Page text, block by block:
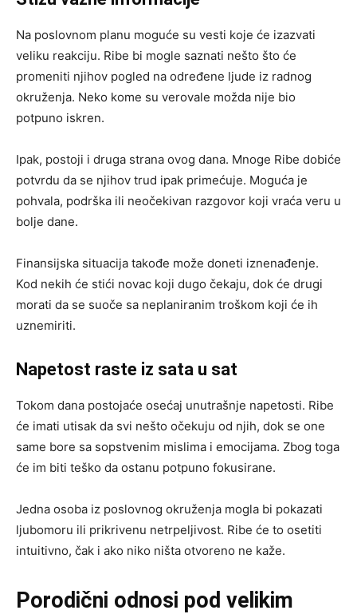
Na poslovnom planu moguće su vesti koje će izazvati
veliku reakciju. Ribe bi mogle saznati nešto što će
promeniti njihov pogled na određene ljude iz radnog
okruženja. Neko kome su verovale možda nije bio
potpuno iskren.
Ipak, postoji i druga strana ovog dana. Mnoge Ribe dobiće
potvrdu da se njihov trud ipak primećuje. Moguća je
pohvala, podrška ili neočekivan razgovor koji vraća veru u
bolje dane.
Finansijska situacija takođe može doneti iznenađenje.
Kod nekih će stići novac koji dugo čekaju, dok će drugi
morati da se suoče sa neplaniranim troškom koji će ih
uznemiriti.
Napetost raste iz sata u sat
Tokom dana postojaće osećaj unutrašnje napetosti. Ribe
će imati utisak da svi nešto očekuju od njih, dok se one
same bore sa sopstvenim mislima i emocijama. Zbog toga
će im biti teško da ostanu potpuno fokusirane.
Jedna osoba iz poslovnog okruženja mogla bi pokazati
ljubomoru ili prikrivenu netrpeljivost. Ribe će to osetiti
intuitivno, čak i ako niko ništa otvoreno ne kaže.
Porodični odnosi pod velikim